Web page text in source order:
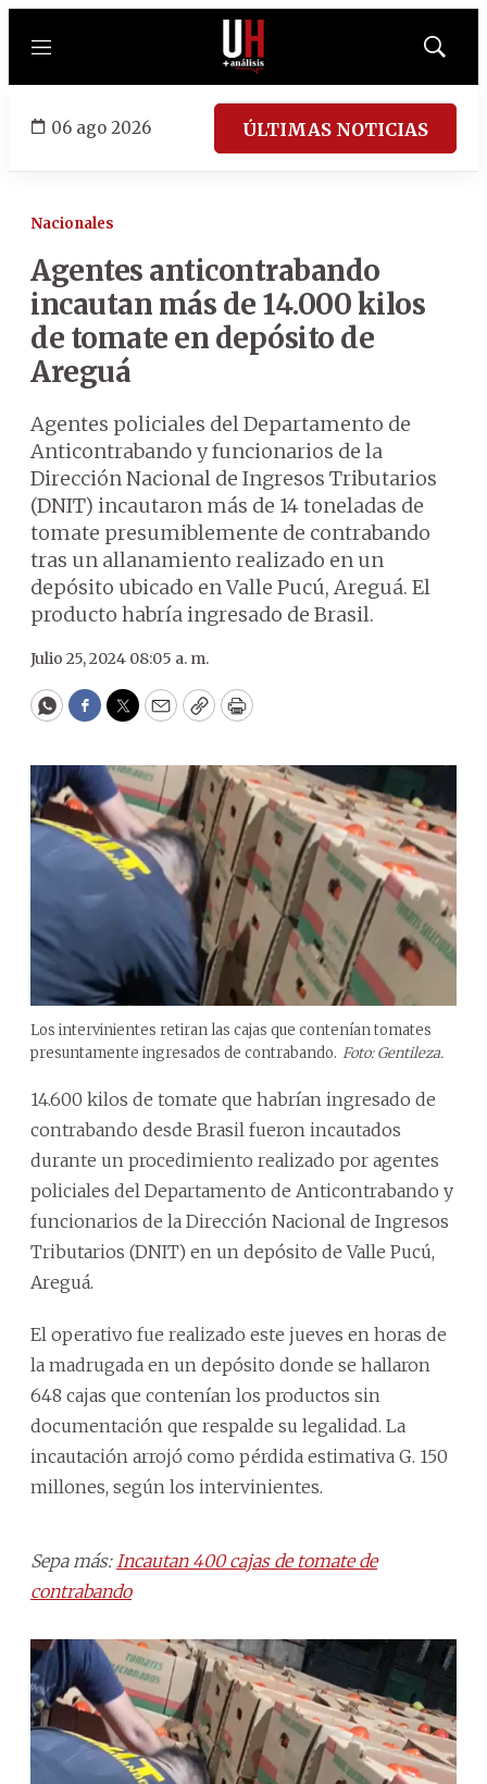
Menú
Mostrar
06 ago 2026 ÚLTIMAS NOTICIAS
Nacionales
Agentes anticontrabando
incautan más de 14.000 kilos
de tomate en depósito de
Areguá
Agentes policiales del Departamento de
Anticontrabando y funcionarios de la
Dirección Nacional de Ingresos Tributarios
(DNIT) incautaron más de 14 toneladas de
tomate presumiblemente de contrabando
tras un allanamiento realizado en un
depósito ubicado en Valle Pucú, Areguá. El
producto habría ingresado de Brasil.
Julio 25, 2024 08:05 a. m.
WhatsApp
Facebook
Twitter
EmailCopyPrint
Los intervinientes retiran las cajas que contenían tomates
presuntamente ingresados de contrabando. Foto: Gentileza.
14.600 kilos de tomate que habrían ingresado de
contrabando desde Brasil fueron incautados
durante un procedimiento realizado por agentes
policiales del Departamento de Anticontrabando y
funcionarios de la Dirección Nacional de Ingresos
Tributarios (DNIT) en un depósito de Valle Pucú,
Areguá.
El operativo fue realizado este jueves en horas de
la madrugada en un depósito donde se hallaron
648 cajas que contenían los productos sin
documentación que respalde su legalidad. La
incautación arrojó como pérdida estimativa G. 150
millones, según los intervinientes.
Sepa más: Incautan 400 cajas de tomate de
contrabando